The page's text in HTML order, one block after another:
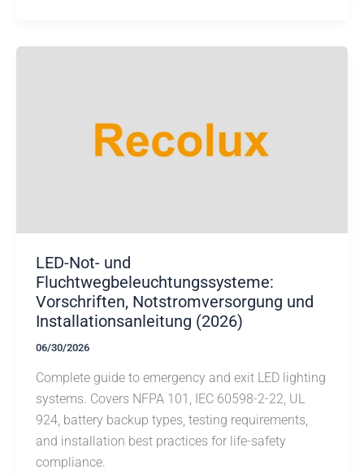
LED-Not- und
Fluchtwegbeleuchtungssysteme:
Vorschriften, Notstromversorgung und
Installationsanleitung (2026)
06/30/2026
Complete guide to emergency and exit LED lighting
systems. Covers NFPA 101, IEC 60598-2-22, UL
924, battery backup types, testing requirements,
and installation best practices for life-safety
compliance.